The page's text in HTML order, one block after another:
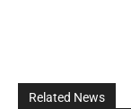
Related News